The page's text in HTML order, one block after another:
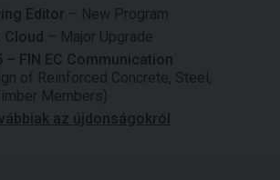
Editor – New Program
Cloud – Major Upgrade
– FIN EC Communication
of Reinforced Concrete, Steel,
Members)
az újdonságokról